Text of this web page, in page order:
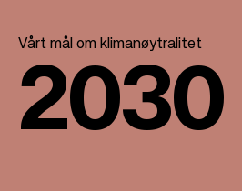
Vårt mål om klimanøytralitet
2030